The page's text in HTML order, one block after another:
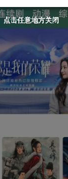
点击任意地方关闭
点击任意地方关闭
点击任意地方关闭
点击任意地方关闭
点击任意地方关闭
点击任意地方关闭